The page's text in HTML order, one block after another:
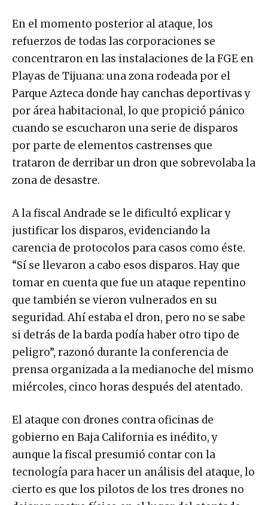
En el momento posterior al ataque, los
refuerzos de todas las corporaciones se
concentraron en las instalaciones de la FGE en
Playas de Tijuana: una zona rodeada por el
Parque Azteca donde hay canchas deportivas y
por área habitacional, lo que propició pánico
cuando se escucharon una serie de disparos
por parte de elementos castrenses que
trataron de derribar un dron que sobrevolaba la
zona de desastre.
A la fiscal Andrade se le dificultó explicar y
justificar los disparos, evidenciando la
carencia de protocolos para casos como éste.
“Sí se llevaron a cabo esos disparos. Hay que
tomar en cuenta que fue un ataque repentino
que también se vieron vulnerados en su
seguridad. Ahí estaba el dron, pero no se sabe
si detrás de la barda podía haber otro tipo de
peligro”, razonó durante la conferencia de
prensa organizada a la medianoche del mismo
miércoles, cinco horas después del atentado.
El ataque con drones contra oficinas de
gobierno en Baja California es inédito, y
aunque la fiscal presumió contar con la
tecnología para hacer un análisis del ataque, lo
cierto es que los pilotos de los tres drones no